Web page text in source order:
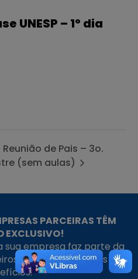
UNESP – 1º dia
Reunião de Pais – 3o.
(sem aulas)
PARCEIRAS TÊM
EXCLUSIVO!
sua empresa faz parte da
e aproveite nossos